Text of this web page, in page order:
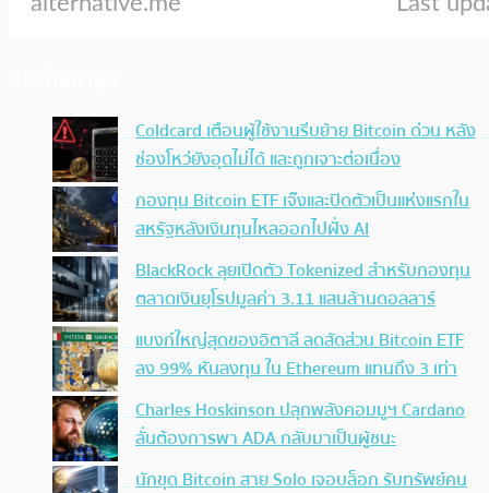
Coldcard เตือนผู้ใช้งานรีบย้าย Bitcoin ด่วน หลัง
ช่องโหว่ยังอุดไม่ได้ และถูกเจาะต่อเนื่อง
กองทุน Bitcoin ETF เจ๊งและปิดตัวเป็นแห่งแรกใน
สหรัฐหลังเงินทุนไหลออกไปฝั่ง AI
BlackRock ลุยเปิดตัว Tokenized สำหรับกองทุน
ตลาดเงินยุโรปมูลค่า 3.11 แสนล้านดอลลาร์
แบงก์ใหญ่สุดของอิตาลี ลดสัดส่วน Bitcoin ETF
ลง 99% หันลงทุน ใน Ethereum แทนถึง 3 เท่า
Charles Hoskinson ปลุกพลังคอมมูฯ Cardano
ลั่นต้องการพา ADA กลับมาเป็นผู้ชนะ
นักขุด Bitcoin สาย Solo เจอบล็อก รับทรัพย์คน